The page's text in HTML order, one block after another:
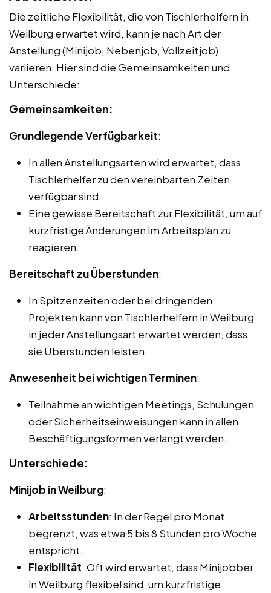
Die zeitliche Flexibilität, die von Tischlerhelfern in
Weilburg erwartet wird, kann je nach Art der
Anstellung (Minijob, Nebenjob, Vollzeitjob)
variieren. Hier sind die Gemeinsamkeiten und
Unterschiede:
Gemeinsamkeiten:
Grundlegende Verfügbarkeit:
In allen Anstellungsarten wird erwartet, dass
Tischlerhelfer zu den vereinbarten Zeiten
verfügbar sind.
Eine gewisse Bereitschaft zur Flexibilität, um auf
kurzfristige Änderungen im Arbeitsplan zu
reagieren.
Bereitschaft zu Überstunden:
In Spitzenzeiten oder bei dringenden
Projekten kann von Tischlerhelfern in Weilburg
in jeder Anstellungsart erwartet werden, dass
sie Überstunden leisten.
Anwesenheit bei wichtigen Terminen:
Teilnahme an wichtigen Meetings, Schulungen
oder Sicherheitseinweisungen kann in allen
Beschäftigungsformen verlangt werden.
Unterschiede:
Minijob in Weilburg:
Arbeitsstunden: In der Regel pro Monat
begrenzt, was etwa 5 bis 8 Stunden pro Woche
entspricht.
Flexibilität: Oft wird erwartet, dass Minijobber
in Weilburg flexibel sind, um kurzfristige